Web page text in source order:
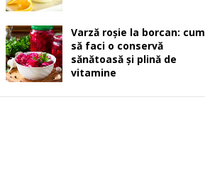
Varză roșie la borcan: cum
să faci o conservă
sănătoasă și plină de
vitamine